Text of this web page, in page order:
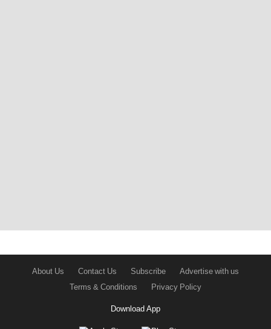
About Us Contact Us Subscribe
Advertise with us
Terms & Conditions
Privacy Policy
Download App